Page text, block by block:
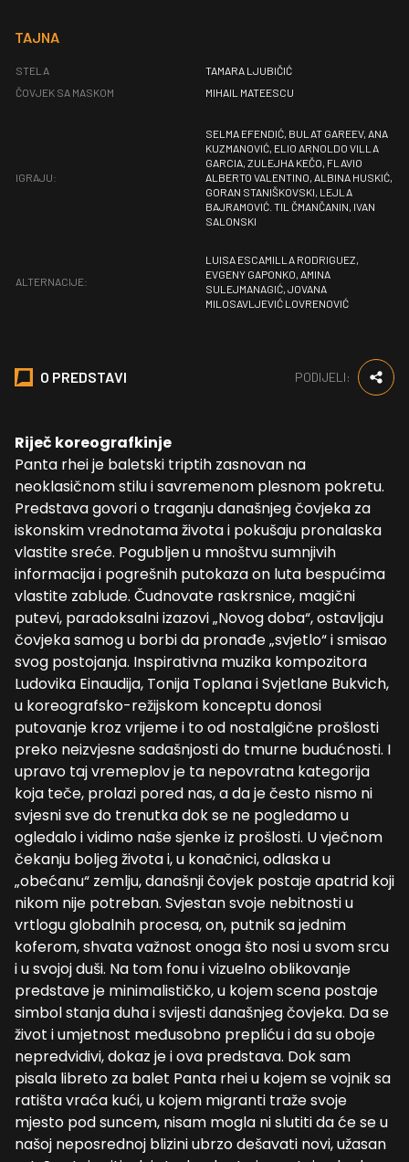
O PREDSTAVI PODIJELI:
Riječ koreografkinje
Panta rhei je baletski triptih zasnovan na
neoklasičnom stilu i savremenom plesnom pokretu.
Predstava govori o traganju današnjeg čovjeka za
iskonskim vrednotama života i pokušaju pronalaska
vlastite sreće. Pogubljen u mnoštvu sumnjivih
informacija i pogrešnih putokaza on luta bespućima
vlastite zablude. Čudnovate raskrsnice, magični
putevi, paradoksalni izazovi „Novog doba“, ostavljaju
čovjeka samog u borbi da pronađe „svjetlo“ i smisao
svog postojanja. Inspirativna muzika kompozitora
Ludovika Einaudija, Tonija Toplana i Svjetlane Bukvich,
u koreografsko-režijskom konceptu donosi
putovanje kroz vrijeme i to od nostalgične prošlosti
preko neizvjesne sadašnjosti do tmurne budućnosti. I
upravo taj vremeplov je ta nepovratna kategorija
koja teče, prolazi pored nas, a da je često nismo ni
svjesni sve do trenutka dok se ne pogledamo u
ogledalo i vidimo naše sjenke iz prošlosti. U vječnom
čekanju boljeg života i, u konačnici, odlaska u
„obećanu“ zemlju, današnji čovjek postaje apatrid koji
nikom nije potreban. Svjestan svoje nebitnosti u
vrtlogu globalnih procesa, on, putnik sa jednim
koferom, shvata važnost onoga što nosi u svom srcu
i u svojoj duši. Na tom fonu i vizuelno oblikovanje
predstave je minimalističko, u kojem scena postaje
simbol stanja duha i svijesti današnjeg čovjeka. Da se
život i umjetnost međusobno prepliću i da su oboje
nepredvidivi, dokaz je i ova predstava. Dok sam
pisala libreto za balet Panta rhei u kojem se vojnik sa
ratišta vraća kući, u kojem migranti traže svoje
mjesto pod suncem, nisam mogla ni slutiti da će se u
našoj neposrednoj blizini ubrzo dešavati novi, užasan
TAJNA
STELA
TAMARA LJUBIČIĆ
ČOVJEK SA MASKOM
MIHAIL MATEESCU
IGRAJU:
SELMA EFENDIĆ, BULAT GAREEV, ANA
KUZMANOVIĆ, ELIO ARNOLDO VILLA
GARCIA, ZULEJHA KEČO, FLAVIO
ALBERTO VALENTINO, ALBINA HUSKIĆ,
GORAN STANIŠKOVSKI, LEJLA
BAJRAMOVIĆ. TIL ČMANČANIN, IVAN
SALONSKI
ALTERNACIJE:
LUISA ESCAMILLA RODRIGUEZ,
EVGENY GAPONKO, AMINA
SULEJMANAGIĆ, JOVANA
MILOSAVLJEVIĆ LOVRENOVIĆ